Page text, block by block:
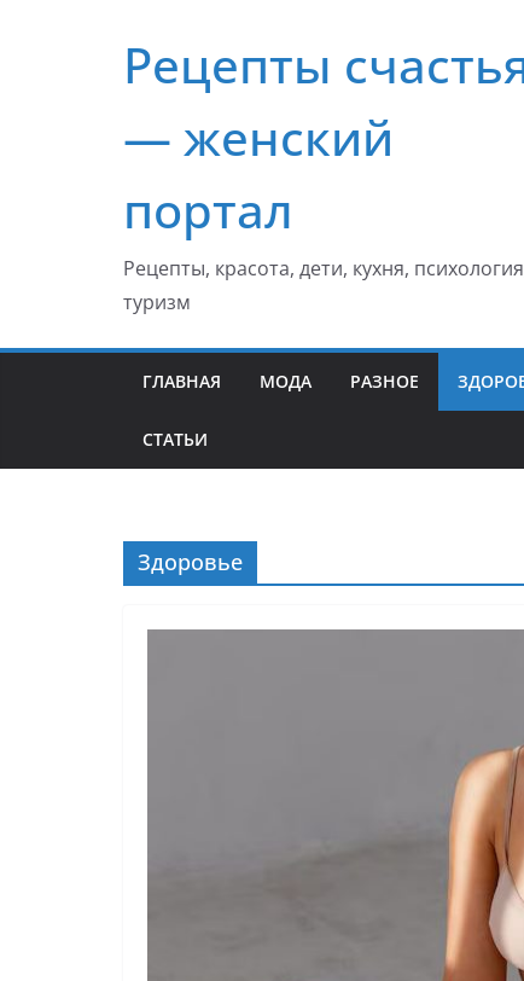
содержимомуРецепты
— женский
портал
Рецепты, красота, дети, кухня,
туризм
ГЛАВНАЯ МОДА РАЗНОЕ
СТАТЬИ
Здоровье